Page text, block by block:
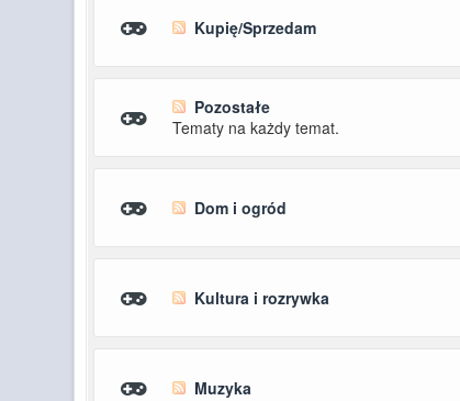
Kupię/Sprzedam
Pozostałe
Tematy na każdy temat.
Dom i ogród
Kultura i rozrywka
Muzyka